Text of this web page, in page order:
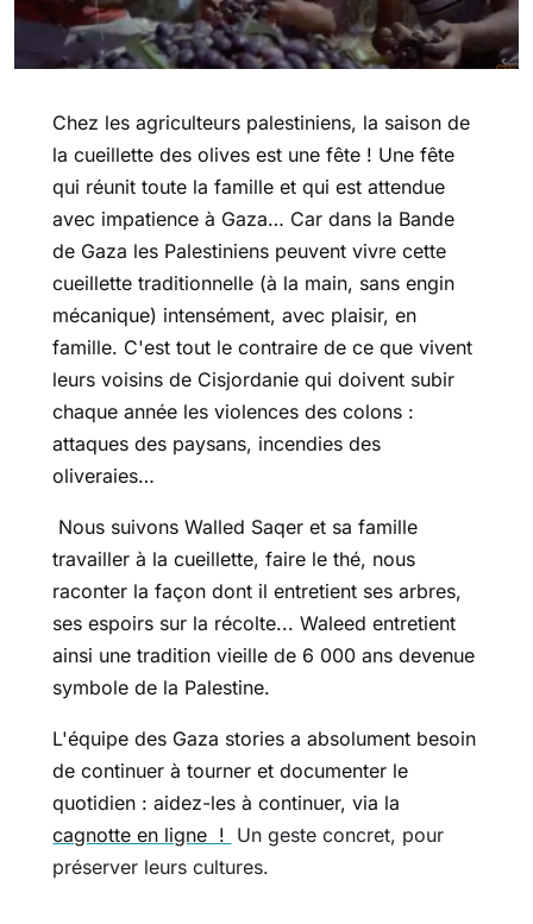
Chez les agriculteurs palestiniens, la saison de
la cueillette des olives est une fête ! Une fête
qui réunit toute la famille et qui est attendue
avec impatience à Gaza… Car dans la Bande
de Gaza les Palestiniens peuvent vivre cette
cueillette traditionnelle (à la main, sans engin
mécanique) intensément, avec plaisir, en
famille. C'est tout le contraire de ce que vivent
leurs voisins de Cisjordanie qui doivent subir
chaque année les violences des colons :
attaques des paysans, incendies des
oliveraies…
Nous suivons Walled Saqer et sa famille
travailler à la cueillette, faire le thé, nous
raconter la façon dont il entretient ses arbres,
ses espoirs sur la récolte... Waleed entretient
ainsi une tradition vieille de 6 000 ans devenue
symbole de la Palestine.
L'équipe des Gaza stories a absolument besoin
de continuer à tourner et documenter le
quotidien : aidez-les à continuer, via la
cagnotte en ligne ! Un geste concret, pour
préserver leurs cultures.